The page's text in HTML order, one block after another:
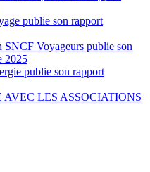
publie son rapport
Voyageurs publie son
2025
publie son rapport
LES ASSOCIATIONS